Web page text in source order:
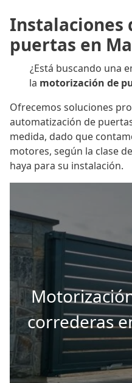
Instalaciones
puertas en
¿Está buscando una
la motorización de
Ofrecemos soluciones
automatización de
medida, dado que
motores, según la clase
haya para su instalación.
correderas